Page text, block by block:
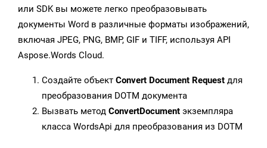
или SDK вы можете легко преобразовывать
документы Word в различные форматы изображений,
включая JPEG, PNG, BMP, GIF и TIFF, используя API
Aspose.Words Cloud.
Создайте объект Convert Document Request для
преобразования DOTM документа
Вызвать метод ConvertDocument экземпляра
класса WordsApi для преобразования из DOTM